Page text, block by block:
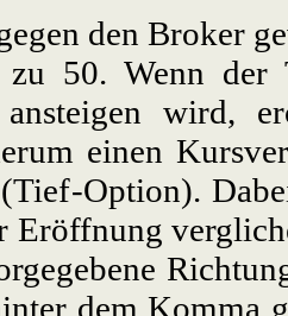
den Broker
50. Wenn der
ansteigen wird,
einen
Option).
Eröffnung
dem Komma